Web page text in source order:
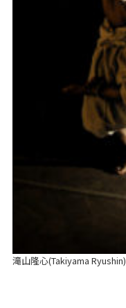
滝山隆心(Takiyama Ryushin)